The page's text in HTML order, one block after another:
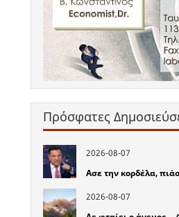
Πρόσφατες
2026-08-07
Ασε την κορδέλα,
2026-08-07